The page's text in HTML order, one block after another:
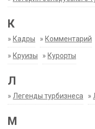
К
» Кадры » Комментарий
» Круизы » Курорты
Л
» Легенды турбизнеса »
М